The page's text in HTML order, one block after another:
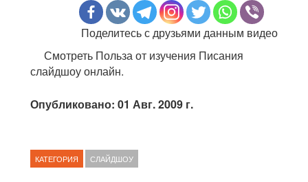
Поделитесь с друзьями данным видео
Смотреть Польза от изучения Писания
слайдшоу онлайн.
Опубликовано: 01 Авг. 2009 г.
КАТЕГОРИЯ СЛАЙДШОУ